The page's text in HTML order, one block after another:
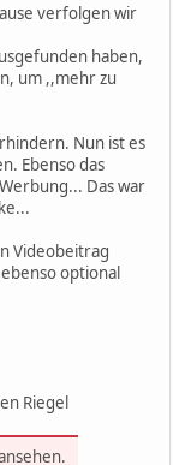
verfolgen wir
haben,
um ,,mehr zu
Nun ist es
Ebenso das
Das war
Videobeitrag
optional
Riegel